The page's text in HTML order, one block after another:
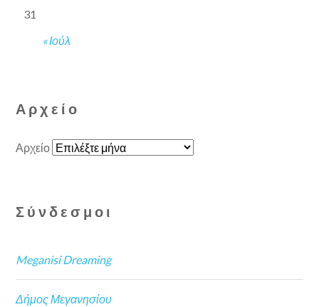
« Ιούλ
31
Αρχείο
Αρχείο
Σύνδεσμοι
Meganisi Dreaming
Δήμος Μεγανησίου